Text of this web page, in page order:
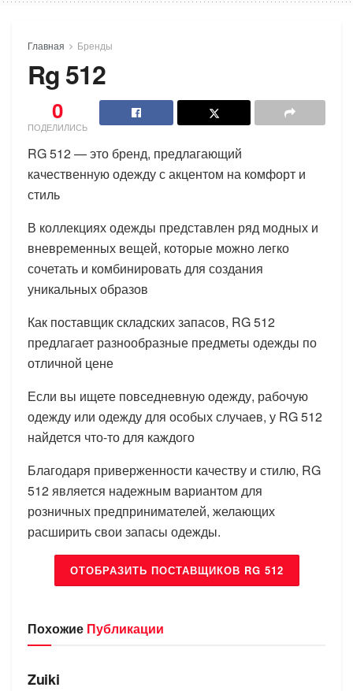
Главная Бренды
Rg 512
0
ПОДЕЛИЛИСЬ
RG 512 — это бренд, предлагающий
качественную одежду с акцентом на комфорт и
стиль
В коллекциях одежды представлен ряд модных и
вневременных вещей, которые можно легко
сочетать и комбинировать для создания
уникальных образов
Как поставщик складских запасов, RG 512
предлагает разнообразные предметы одежды по
отличной цене
Если вы ищете повседневную одежду, рабочую
одежду или одежду для особых случаев, у RG 512
найдется что-то для каждого
Благодаря приверженности качеству и стилю, RG
512 является надежным вариантом для
розничных предпринимателей, желающих
расширить свои запасы одежды.
ОТОБРАЗИТЬ ПОСТАВЩИКОВ RG 512
Похожие Публикации
БРЕНДЫ
Zuiki